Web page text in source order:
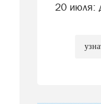
20 июля: